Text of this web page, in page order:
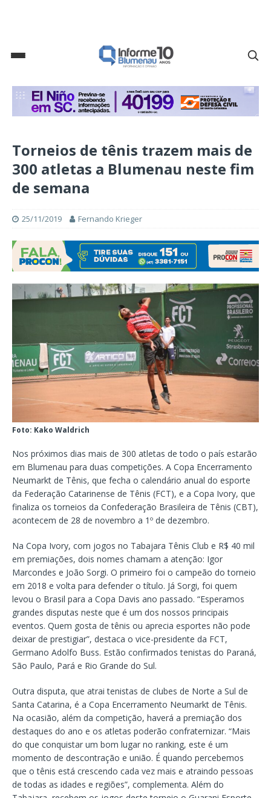
Torneios de tênis trazem mais de
300 atletas a Blumenau neste fim
de semana
25/11/2019 Fernando Krieger
Foto: Kako Waldrich
Nos próximos dias mais de 300 atletas de todo o país estarão
em Blumenau para duas competições. A Copa Encerramento
Neumarkt de Tênis, que fecha o calendário anual do esporte
da Federação Catarinense de Tênis (FCT), e a Copa Ivory, que
finaliza os torneios da Confederação Brasileira de Tênis (CBT),
acontecem de 28 de novembro a 1º de dezembro.
Na Copa Ivory, com jogos no Tabajara Tênis Club e R$ 40 mil
em premiações, dois nomes chamam a atenção: Igor
Marcondes e João Sorgi. O primeiro foi o campeão do torneio
em 2018 e volta para defender o título. Já Sorgi, foi quem
levou o Brasil para a Copa Davis ano passado. “Esperamos
grandes disputas neste que é um dos nossos principais
eventos. Quem gosta de tênis ou aprecia esportes não pode
deixar de prestigiar”, destaca o vice-presidente da FCT,
Germano Adolfo Buss. Estão confirmados tenistas do Paraná,
São Paulo, Pará e Rio Grande do Sul.
Outra disputa, que atrai tenistas de clubes de Norte a Sul de
Santa Catarina, é a Copa Encerramento Neumarkt de Tênis.
Na ocasião, além da competição, haverá a premiação dos
destaques do ano e os atletas poderão confraternizar. “Mais
do que conquistar um bom lugar no ranking, este é um
momento de descontração e união. É quando percebemos
que o tênis está crescendo cada vez mais e atraindo pessoas
de todas as idades e regiões”, complementa. Além do